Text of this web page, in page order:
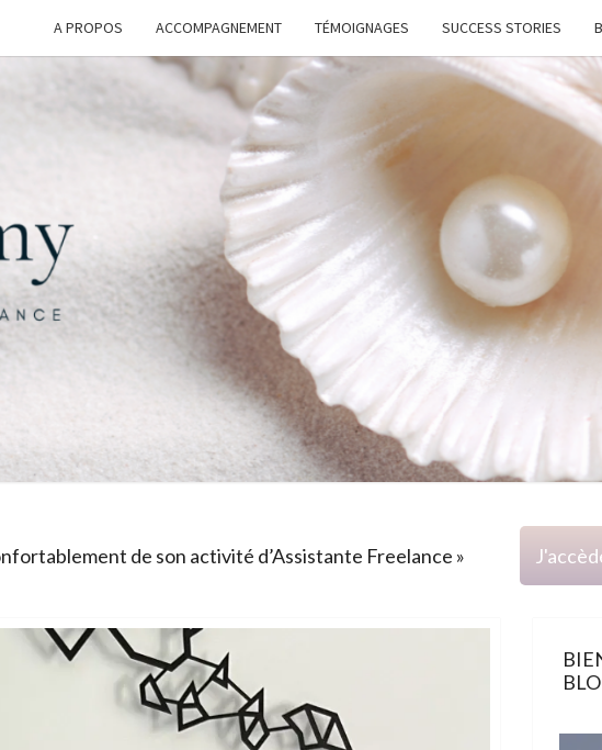
A PROPOS ACCOMPAGNEMENT TÉMOIGNAGES SUCCESS STORIES
G
de son activité d’Assistante Freelance »